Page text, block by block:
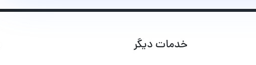
خدمات دیگر